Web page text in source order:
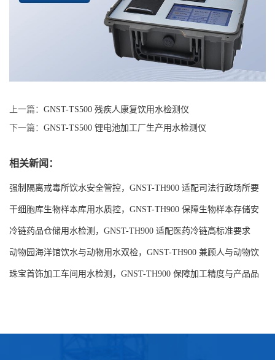
上一篇： GNST-TS500 残疾人康复饮用水检测仪
下一篇： GNST-TS500 锂电池加工厂生产用水检测仪
相关新闻：
强制隔离戒毒所饮水安全管控，GNST-TH900 适配司法行政场所要
求
干细胞库生物样本库用水质控，GNST-TH900 保障生物样本存储安
全
冷链药品仓储用水检测，GNST-TH900 适配医药冷链高标准要求
动物园海洋馆饮水与动物用水双检，GNST-TH900 兼顾人与动物饮
水安全
珠宝首饰加工车间用水检测，GNST-TH900 保障加工精度与产品品